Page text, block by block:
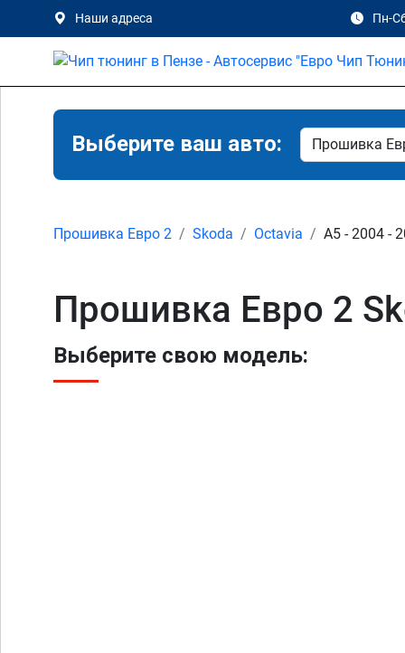
Наши адреса Пн-
Выберите ваш авто:
Прошивка Евро 2 Skoda Octavia A5 - 2004 -
Прошивка Евро 2
Выберите свою модель: